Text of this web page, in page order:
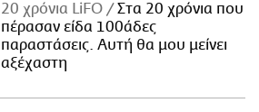
20 χρόνια LiFO
Στα 20 χρόνια που
πέρασαν είδα 100άδες
παραστάσεις. Αυτή θα μου μείνει
αξέχαστη